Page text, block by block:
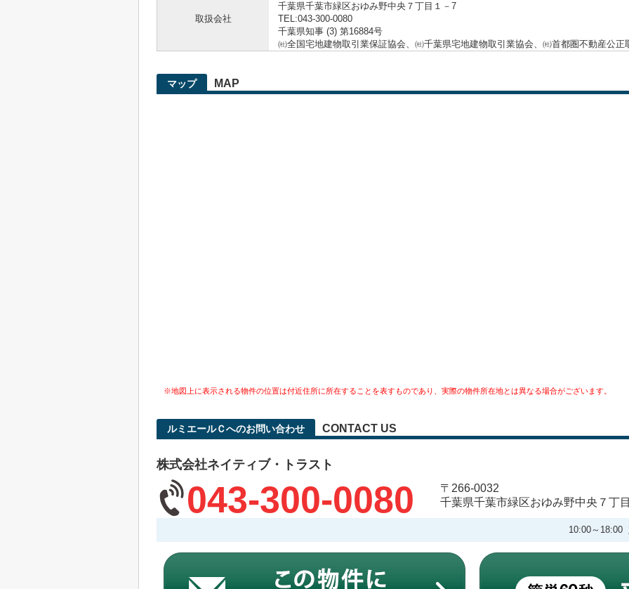
取扱会社
千葉県千葉市緑区おゆみ野中央７丁目１－7
TEL:043-300-0080
千葉県知事 (3) 第16884号
㈳全国宅地建物取引業保証協会、㈳千葉県宅地建物取引業協会、㈳首都圏不動産公正
マップ MAP
※地図上に表示される物件の位置は付近住所に所在することを表すものであり、実際の物件所在地とは異なる場合がございます。
ルミエールＣへのお問い合わせ CONTACT US
株式会社ネイティブ・トラスト
043-300-0080
〒266-0032
千葉県千葉市緑区おゆみ野中央７丁
10:00～18:00